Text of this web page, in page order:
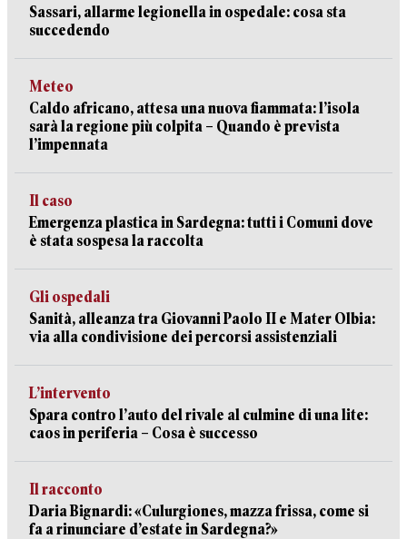
Sassari, allarme legionella in ospedale: cosa sta
succedendo
Meteo
Caldo africano, attesa una nuova fiammata: l’isola
sarà la regione più colpita – Quando è prevista
l’impennata
Il caso
Emergenza plastica in Sardegna: tutti i Comuni dove
è stata sospesa la raccolta
Gli ospedali
Sanità, alleanza tra Giovanni Paolo II e Mater Olbia:
via alla condivisione dei percorsi assistenziali
L’intervento
Spara contro l’auto del rivale al culmine di una lite:
caos in periferia – Cosa è successo
Il racconto
Daria Bignardi: «Culurgiones, mazza frissa, come si
fa a rinunciare d’estate in Sardegna?»